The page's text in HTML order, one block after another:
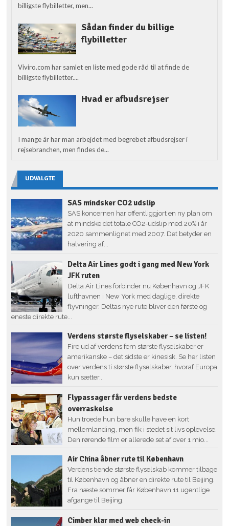
billigste flybilletter, men...
Sådan finder du billige
flybilletter
Viviro.com har samlet en liste med gode råd til at finde de
billigste flybilletter....
Hvad er afbudsrejser
I mange år har man arbejdet med begrebet afbudsrejser i
rejsebranchen, men findes de...
UDVALGTE
SAS mindsker CO2 udslip
SAS koncernen har offentliggjort en ny plan om
at mindske det totale CO2-udslip med 20% i år
2020 sammenlignet med 2007. Det betyder en
halvering af...
Delta Air Lines godt i gang med New York
JFK ruten
Delta Air Lines forbinder nu København og JFK
lufthavnen i New York med daglige, direkte
flyvninger. Deltas nye rute bliver den første og
eneste direkte rute...
Verdens største flyselskaber – se listen!
Fire ud af verdens fem største flyselskaber er
amerikanske – det sidste er kinesisk. Se her listen
over verdens ti største flyselskaber, hvoraf Europa
kun sætter...
Flypassager får verdens bedste
overraskelse
Hun troede hun bare skulle have en kort
mellemlanding, men fik i stedet sit livs oplevelse.
Den rørende film er allerede set af over 1 mio...
Air China åbner rute til København
Verdens tiende største flyselskab kommer tilbage
til København og åbner en direkte rute til Beijing.
Fra næste sommer får København 11 ugentlige
afgange til Beijing.
Cimber klar med web check-in